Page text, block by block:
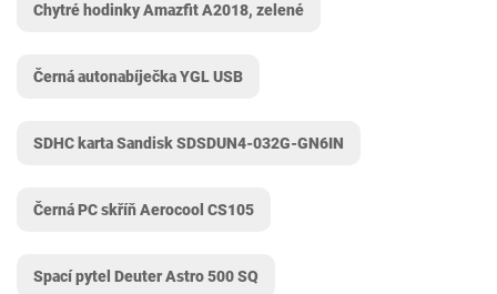
Chytré hodinky Amazfit A2018, zelené
Černá autonabíječka YGL USB
SDHC karta Sandisk ‎SDSDUN4-032G-GN6IN
Černá PC skříň Aerocool ‎CS105
Spací pytel Deuter Astro 500 SQ